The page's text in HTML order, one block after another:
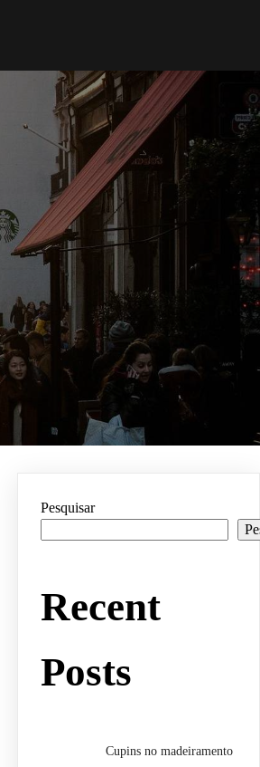
Pesquisar
Recent
Posts
Cupins no madeiramento